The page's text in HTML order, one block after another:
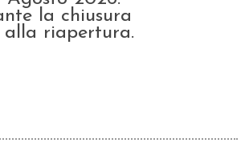
la chiusura
riapertura.